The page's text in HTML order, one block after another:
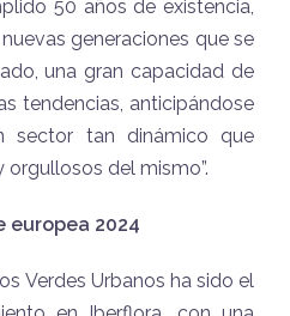
50 años de existencia,
generaciones que se
una gran capacidad de
tendencias, anticipándose
sector tan dinámico que
del mismo”.
europea 2024
Verdes Urbanos ha sido el